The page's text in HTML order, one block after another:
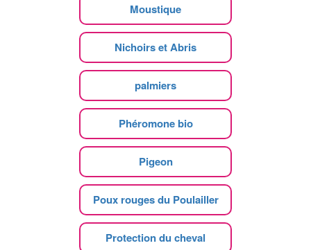
Moustique
Nichoirs et Abris
palmiers
Phéromone bio
Pigeon
Poux rouges du Poulailler
Protection du cheval